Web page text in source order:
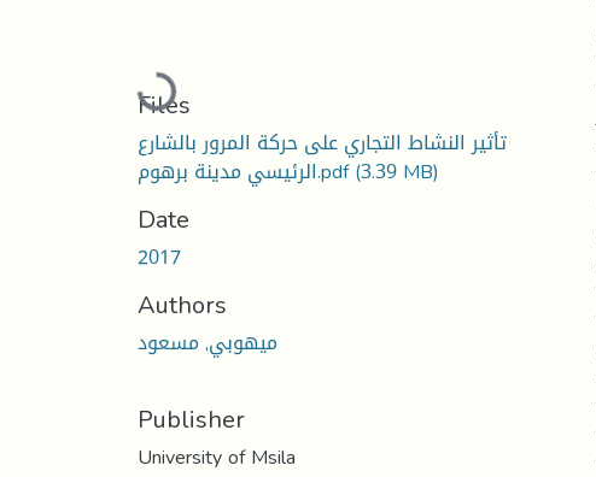
Loading...
Files
تأثير النشاط التجاري على حركة المرور بالشارع
الرئيسي مدينة برهوم.pdf(3.39 MB)
Date
2017
Authors
ميهوبي, مسعود
Publisher
University of Msila